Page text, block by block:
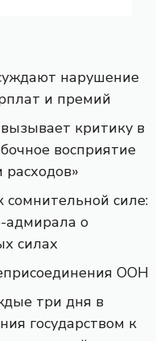
нарушение
и премий
критику в
восприятие
расходов»
силе:
адмирала о
силах
ООН
три дня в
государством к